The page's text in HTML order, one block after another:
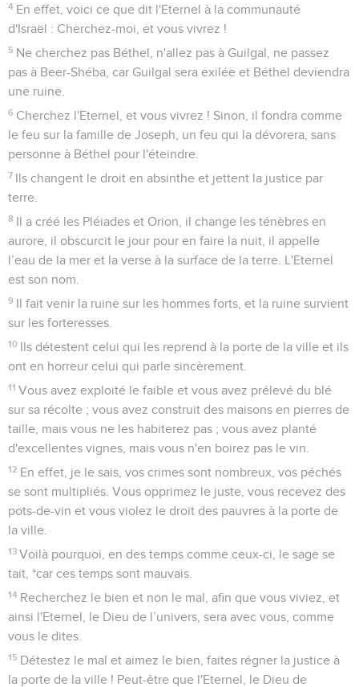
4 En effet, voici ce que dit l'Eternel à la communauté
d'Israël : Cherchez-moi, et vous vivrez !
5 Ne cherchez pas Béthel, n'allez pas à Guilgal, ne passez
pas à Beer-Shéba, car Guilgal sera exilée et Béthel deviendra
une ruine.
6 Cherchez l'Eternel, et vous vivrez ! Sinon, il fondra comme
le feu sur la famille de Joseph, un feu qui la dévorera, sans
personne à Béthel pour l'éteindre.
7 Ils changent le droit en absinthe et jettent la justice par
terre.
8 Il a créé les Pléiades et Orion, il change les ténèbres en
aurore, il obscurcit le jour pour en faire la nuit, il appelle
l’eau de la mer et la verse à la surface de la terre. L'Eternel
est son nom.
9 Il fait venir la ruine sur les hommes forts, et la ruine survient
sur les forteresses.
10 Ils détestent celui qui les reprend à la porte de la ville et ils
ont en horreur celui qui parle sincèrement.
11 Vous avez exploité le faible et vous avez prélevé du blé
sur sa récolte ; vous avez construit des maisons en pierres de
taille, mais vous ne les habiterez pas ; vous avez planté
d'excellentes vignes, mais vous n'en boirez pas le vin.
12 En effet, je le sais, vos crimes sont nombreux, vos péchés
se sont multipliés. Vous opprimez le juste, vous recevez des
pots-de-vin et vous violez le droit des pauvres à la porte de
la ville.
13 Voilà pourquoi, en des temps comme ceux-ci, le sage se
tait, *car ces temps sont mauvais.
14 Recherchez le bien et non le mal, afin que vous viviez, et
ainsi l'Eternel, le Dieu de l’univers, sera avec vous, comme
vous le dites.
15 Détestez le mal et aimez le bien, faites régner la justice à
la porte de la ville ! Peut-être que l'Eternel, le Dieu de